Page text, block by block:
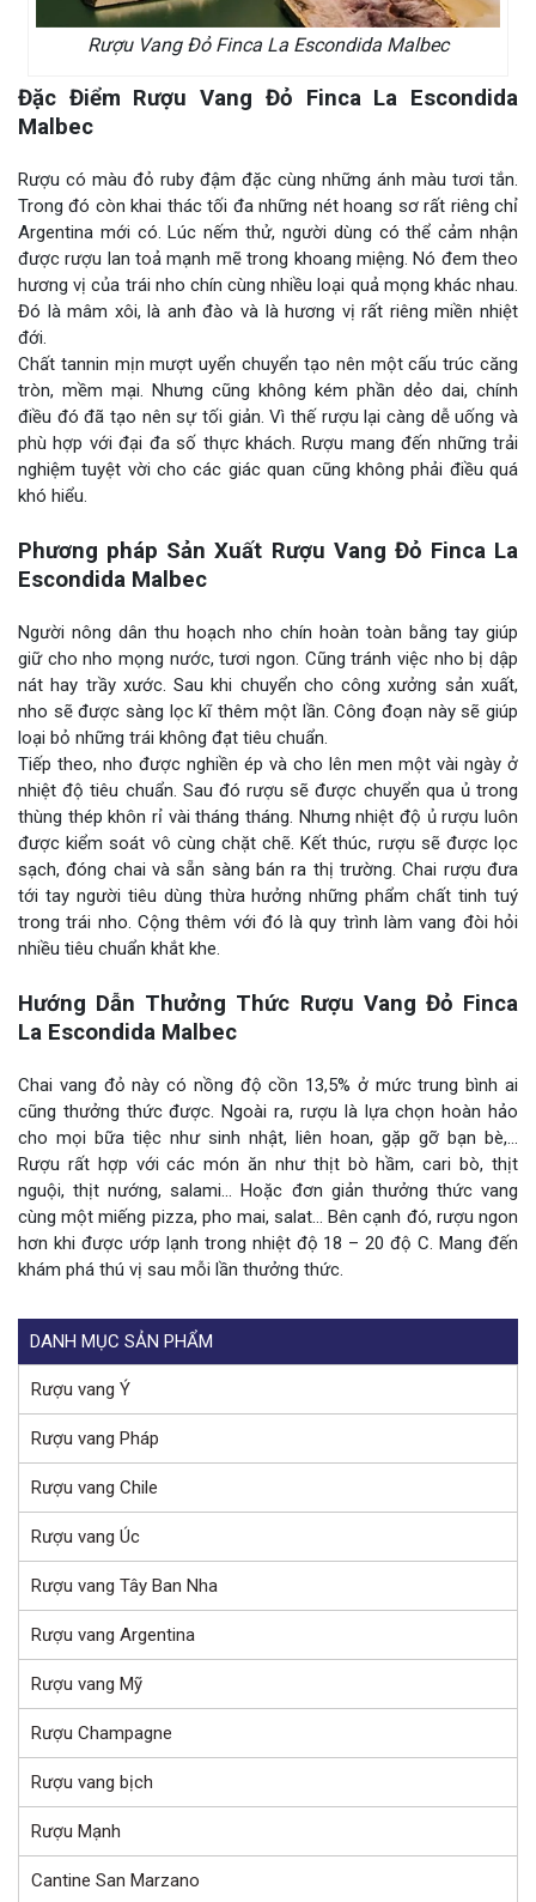
Rượu Vang Đỏ Finca La Escondida Malbec
Đặc Điểm Rượu Vang Đỏ Finca La Escondida
Malbec
Rượu có màu đỏ ruby đậm đặc cùng những ánh màu tươi tắn.
Trong đó còn khai thác tối đa những nét hoang sơ rất riêng chỉ
Argentina mới có. Lúc nếm thử, người dùng có thể cảm nhận
được rượu lan toả mạnh mẽ trong khoang miệng. Nó đem theo
hương vị của trái nho chín cùng nhiều loại quả mọng khác nhau.
Đó là mâm xôi, là anh đào và là hương vị rất riêng miền nhiệt
đới.
Chất tannin mịn mượt uyển chuyển tạo nên một cấu trúc căng
tròn, mềm mại. Nhưng cũng không kém phần dẻo dai, chính
điều đó đã tạo nên sự tối giản. Vì thế rượu lại càng dễ uống và
phù hợp với đại đa số thực khách. Rượu mang đến những trải
nghiệm tuyệt vời cho các giác quan cũng không phải điều quá
khó hiểu.
Phương pháp Sản Xuất Rượu Vang Đỏ Finca La
Escondida Malbec
Người nông dân thu hoạch nho chín hoàn toàn bằng tay giúp
giữ cho nho mọng nước, tươi ngon. Cũng tránh việc nho bị dập
nát hay trầy xước. Sau khi chuyển cho công xưởng sản xuất,
nho sẽ được sàng lọc kĩ thêm một lần. Công đoạn này sẽ giúp
loại bỏ những trái không đạt tiêu chuẩn.
Tiếp theo, nho được nghiền ép và cho lên men một vài ngày ở
nhiệt độ tiêu chuẩn. Sau đó rượu sẽ được chuyển qua ủ trong
thùng thép khôn rỉ vài tháng tháng. Nhưng nhiệt độ ủ rượu luôn
được kiểm soát vô cùng chặt chẽ. Kết thúc, rượu sẽ được lọc
sạch, đóng chai và sẵn sàng bán ra thị trường. Chai rượu đưa
tới tay người tiêu dùng thừa hưởng những phẩm chất tinh tuý
trong trái nho. Cộng thêm với đó là quy trình làm vang đòi hỏi
nhiều tiêu chuẩn khắt khe.
Hướng Dẫn Thưởng Thức Rượu Vang Đỏ Finca
La Escondida Malbec
Chai vang đỏ này có nồng độ cồn 13,5% ở mức trung bình ai
cũng thưởng thức được. Ngoài ra, rượu là lựa chọn hoàn hảo
cho mọi bữa tiệc như sinh nhật, liên hoan, gặp gỡ bạn bè,…
Rượu rất hợp với các món ăn như thịt bò hầm, cari bò, thịt
nguội, thịt nướng, salami… Hoặc đơn giản thưởng thức vang
cùng một miếng pizza, pho mai, salat… Bên cạnh đó, rượu ngon
hơn khi được ướp lạnh trong nhiệt độ 18 – 20 độ C. Mang đến
khám phá thú vị sau mỗi lần thưởng thức.
DANH MỤC SẢN PHẨM
Rượu vang Ý
Rượu vang Pháp
Rượu vang Chile
Rượu vang Úc
Rượu vang Tây Ban Nha
Rượu vang Argentina
Rượu vang Mỹ
Rượu Champagne
Rượu vang bịch
Rượu Mạnh
Cantine San Marzano